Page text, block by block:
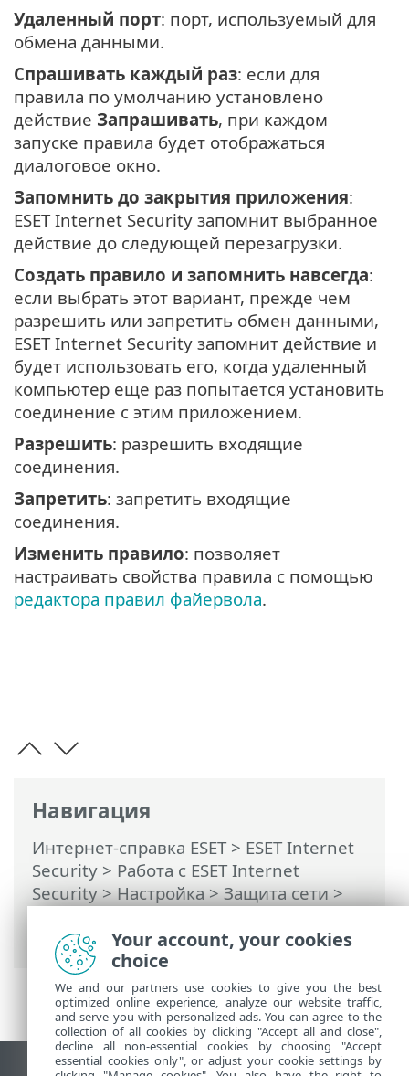
Навигация
Интернет-справка ESET> ESET Internet
Security > Работа с ESET Internet
Security>Настройка>Защита сети>
Исходящее доверенное соединение
Удаленный порт: порт, используемый для
обмена данными.
Спрашивать каждый раз: если для
правила по умолчанию установлено
действие Запрашивать, при каждом
запуске правила будет отображаться
диалоговое окно.
Запомнить до закрытия приложения:
ESET Internet Security запомнит выбранное
действие до следующей перезагрузки.
Создать правило и запомнить навсегда:
если выбрать этот вариант, прежде чем
разрешить или запретить обмен данными,
ESET Internet Security запомнит действие и
будет использовать его, когда удаленный
компьютер еще раз попытается установить
соединение с этим приложением.
Разрешить: разрешить входящие
соединения.
Запретить: запретить входящие
соединения.
Изменить правило: позволяет
настраивать свойства правила с помощью
редактора правил файервола.
Your account, your cookies
choice
We and our partners use cookies to give you the best
optimized online experience, analyze our website traffic,
and serve you with personalized ads. You can agree to the
collection of all cookies by clicking "Accept all and close",
decline all non-essential cookies by choosing "Accept
essential cookies only", or adjust your cookie settings by